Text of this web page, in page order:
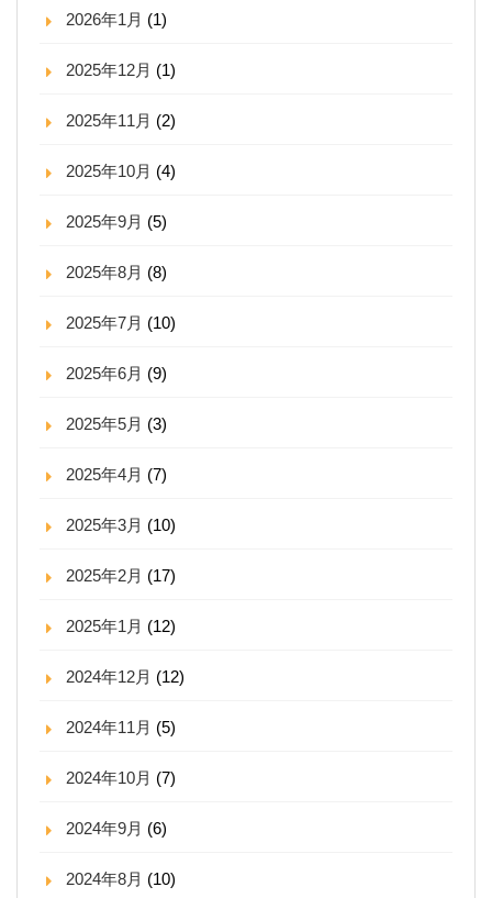
2026年1月 (1)
2025年12月 (1)
2025年11月 (2)
2025年10月 (4)
2025年9月 (5)
2025年8月 (8)
2025年7月 (10)
2025年6月 (9)
2025年5月 (3)
2025年4月 (7)
2025年3月 (10)
2025年2月 (17)
2025年1月 (12)
2024年12月 (12)
2024年11月 (5)
2024年10月 (7)
2024年9月 (6)
2024年8月 (10)